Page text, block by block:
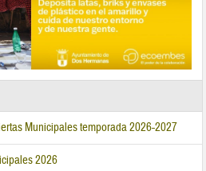
Municipales temporada 2026-2027
2026